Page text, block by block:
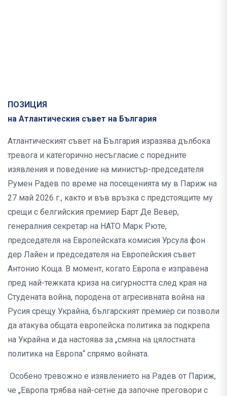
ПОЗИЦИЯ
на Атлантическия съвет на България
Атлантическият съвет на България изразява дълбока
тревога и категорично несъгласие с поредните
изявления и поведение на министър-председателя
Румен Радев по време на посещенията му в Париж на
27 май 2026 г., както и във връзка с предстоящите му
срещи с белгийския премиер Барт Де Вевер,
генералния секретар на НАТО Марк Рюте,
председателя на Европейската комисия Урсула фон
дер Лайен и председателя на Европейския съвет
Антонио Коща. В момент, когато Европа е изправена
пред най-тежката криза на сигурността след края на
Студената война, породена от агресивната война на
Русия срещу Украйна, българският премиер си позволи
да атакува общата европейска политика за подкрепа
на Украйна и да настоява за „смяна на цялостната
политика на Европа“ спрямо войната.
Особено тревожно е изявлението на Радев от Париж,
че „Европа трябва най-сетне да започне преговори с